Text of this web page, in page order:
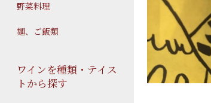
野菜料理
麺、ご飯類
ワインを種類・テイス
トから探す